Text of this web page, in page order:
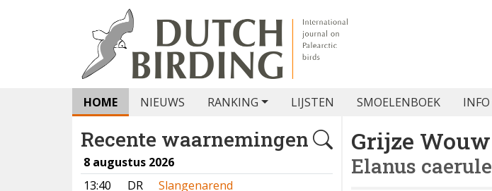
HOME NIEUWS RANKING LIJSTEN SMOELENBOEK INFO
Recente waarnemingen
8 augustus 2026
13:40
DR
Slangenarend
Grijze Wouw
Elanus